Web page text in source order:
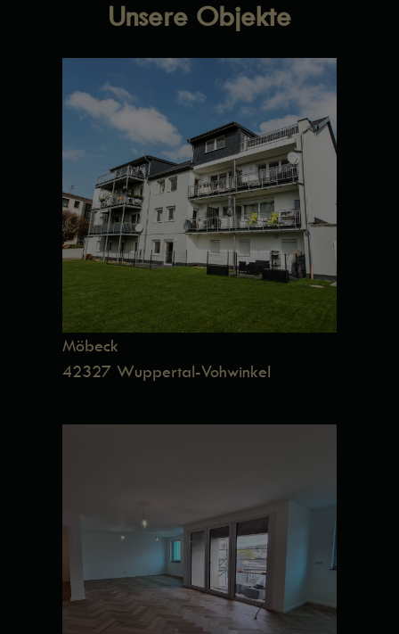
Unsere Objekte
Möbeck
42327 Wuppertal-Vohwinkel